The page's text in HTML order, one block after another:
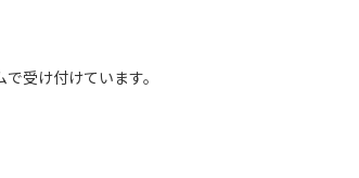
受け付けています。